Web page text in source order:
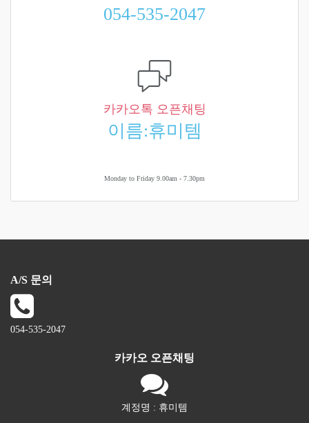
054-535-2047
카카오톡 오픈채팅
이름:휴미템
Monday to Friday 9.00am - 7.30pm
A/S 문의
054-535-2047
카카오 오픈채팅
계정명 : 휴미템